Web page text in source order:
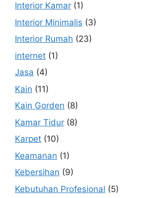
Interior Kamar (1)
Interior Minimalis (3)
Interior Rumah (23)
internet (1)
Jasa (4)
Kain (11)
Kain Gorden (8)
Kamar Tidur (8)
Karpet (10)
Keamanan (1)
Kebersihan (9)
Kebutuhan Profesional (5)